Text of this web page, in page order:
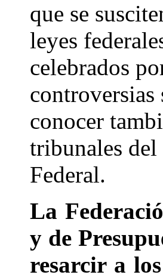
que se
leyes
celebrados
controversias
conocer
tribunales
Federal.
La
y de
resarcir a